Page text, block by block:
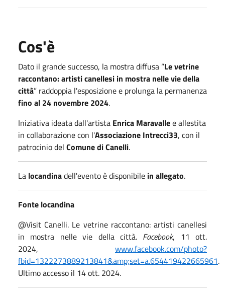
Cos'è
Dato il grande successo, la mostra diffusa “Le vetrine
raccontano: artisti canellesi in mostra nelle vie della
città” raddoppia l'esposizione e prolunga la permanenza
fino al 24 novembre 2024.
Iniziativa ideata dall'artista Enrica Maravallee allestita
in collaborazione con l'Associazione Intrecci33, con il
patrocinio del Comune di Canelli.
La locandinadell'evento è disponibile in allegato.
Fonte locandina
@Visit Canelli. Le vetrine raccontano: artisti canellesi
in mostra nelle vie della città. Facebook, 11 ott.
2024, www.facebook.com/photo?
fbid=1322273889213841&amp;set=a.654419422665961.
Ultimo accesso il 14 ott. 2024.